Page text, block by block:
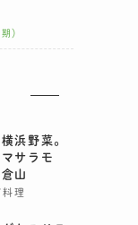
）
浜野菜。
サラモ
山
理